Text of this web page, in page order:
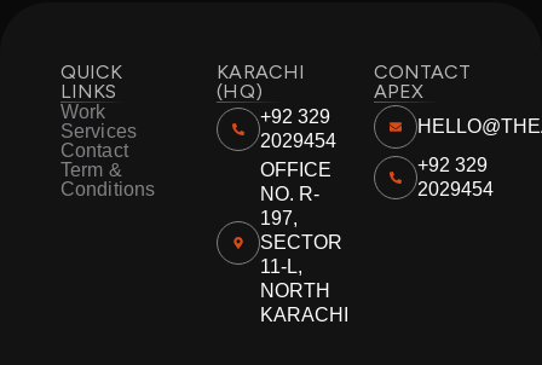
QUICK
LINKS
Work
Services
Contact
Term &
Conditions
KARACHI
(HQ)
+92 329
2029454
OFFICE
NO. R-
197,
SECTOR
11-L,
NORTH
KARACHI
CONTACT
APEX
+92 329
2029454